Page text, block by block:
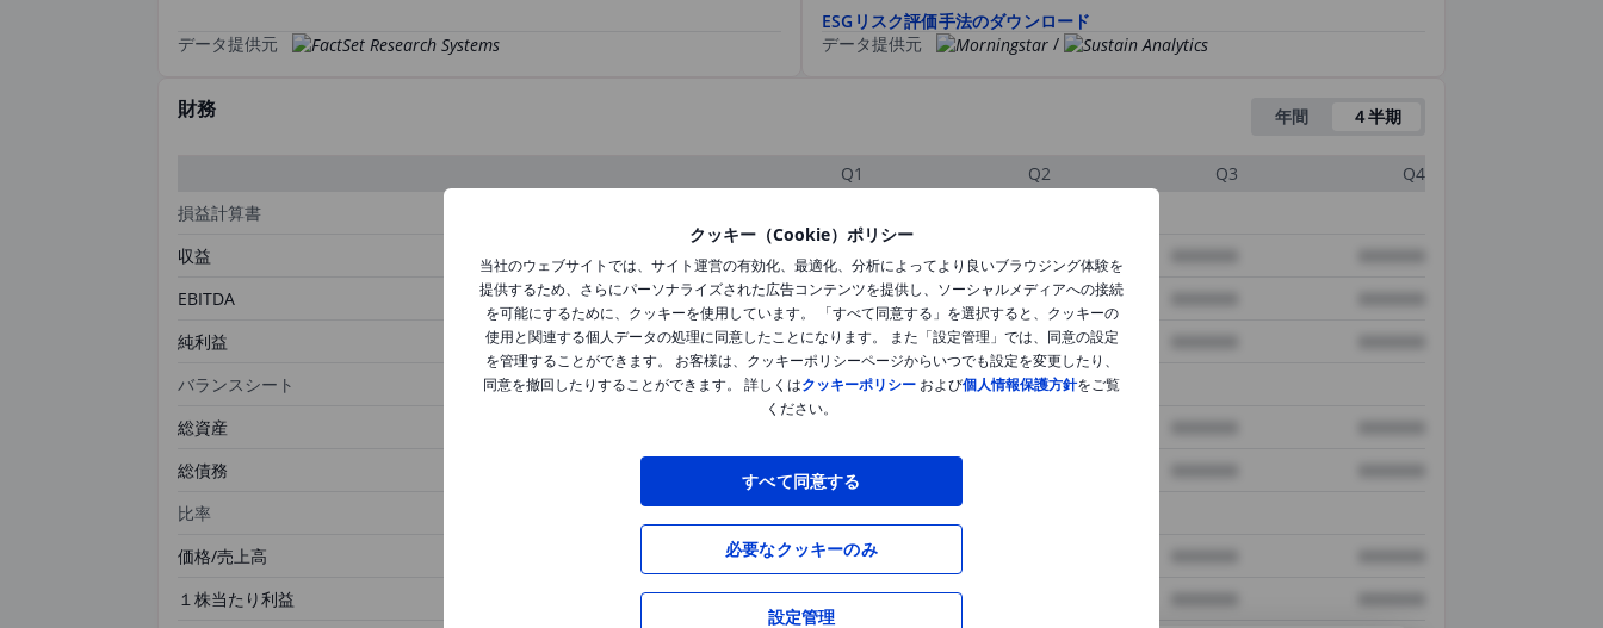
クッキー（Cookie）ポリシー
当社のウェブサイトでは、サイト運営の有効化、最適化、分析によってより良いブラウジング体験を
提供するため、さらにパーソナライズされた広告コンテンツを提供し、ソーシャルメディアへの接続
を可能にするために、クッキーを使用しています。 「すべて同意する」を選択すると、クッキーの
使用と関連する個人データの処理に同意したことになります。 また「設定管理」では、同意の設定
を管理することができます。 お客様は、クッキーポリシーページからいつでも設定を変更したり、
同意を撤回したりすることができます。 詳しくはクッキーポリシー および個人情報保護方針をご覧
ください。
すべて同意する
必要なクッキーのみ
設定管理
データ提供元
ESGリスク評価手法のダウンロード
データ提供元
/
財務 年間 ４半期
Q1 Q2 Q3
Q4
損益計算書
収益
XXXXXXX XXXXXXX
EBITDA
XXXXXXX XXXXXXX
純利益
XXXXXXX XXXXXXX
バランスシート
総資産
総債務
XXXXXXX
比率
価格/売上高
XXXXXXX
１株当たり利益
XXXXXXX